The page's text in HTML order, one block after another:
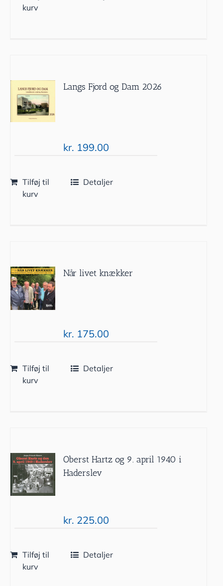
kurv
Langs Fjord og Dam 2026
kr. 199.00
Tilføj til
kurv
Detaljer
Når livet knækker
kr. 175.00
Tilføj til
kurv
Detaljer
Oberst Hartz og 9. april 1940 i
Haderslev
kr. 225.00
Tilføj til
kurv
Detaljer